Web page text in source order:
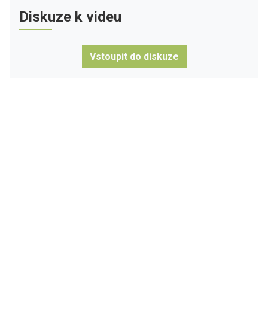
Diskuze k videu
Vstoupit do diskuze